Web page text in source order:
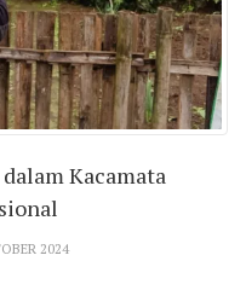
Kacamata
2024